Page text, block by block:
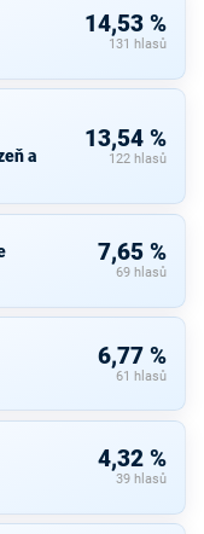
14,53 %
131 hlasů
a
13,54 %
122 hlasů
7,65 %
69 hlasů
6,77 %
61 hlasů
4,32 %
39 hlasů